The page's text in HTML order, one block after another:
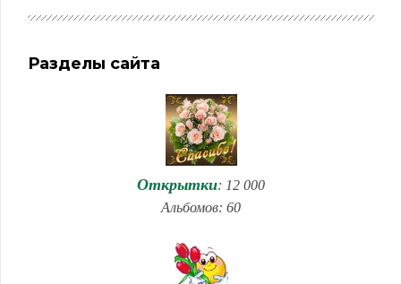
Разделы сайта
Открытки: 12 000
Альбомов: 60